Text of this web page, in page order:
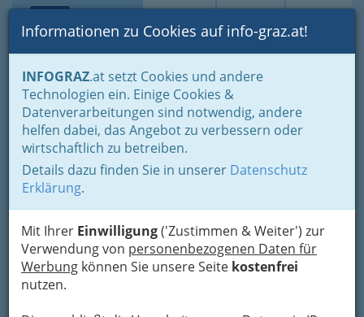
Suche Login Toggle
Informationen zu Cookies auf info-graz.at!
INFOGRAZ.at setzt Cookies und andere
Technologien ein. Einige Cookies &
Datenverarbeitungen sind notwendig, andere
helfen dabei, das Angebot zu verbessern oder
wirtschaftlich zu betreiben.
Details dazu finden Sie in unserer Datenschutz
Erklärung.
Mit Ihrer Einwilligung('Zustimmen & Weiter') zur
Verwendung von personenbezogenen Daten für
Werbung können Sie unsere Seite kostenfrei
nutzen.
Home Branchen
Wellness & Beauty
Fingernagelstudios - Schönheit und Pflege
BLUE TURTLE Cafe
Nagelstudio Tattoostudio
Bürgergasse 38, 8330 Feldbach
+43 676 900 05 01
Karte